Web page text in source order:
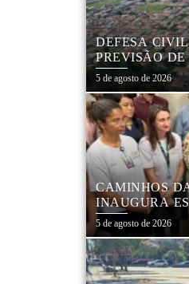
DEFESA
PREVISÃO DE
DIAS 6 E 9 DE
5 de agosto de 2026
CAMINHOS
INAUGURA
FORTALECE
COM
5 de agosto de 2026